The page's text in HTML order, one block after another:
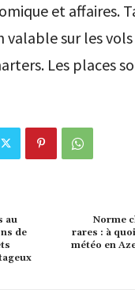
et affaires.
valable sur les
Les places
au
de
Norme
rares : à
météo en